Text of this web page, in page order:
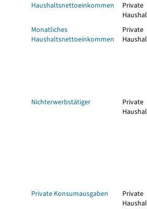
Haushaltsnettoeinkommen
Private
Monatliches
Haushaltsnettoeinkommen
Private
Nichterwerbstätiger
Private
Private Konsumausgaben
Private